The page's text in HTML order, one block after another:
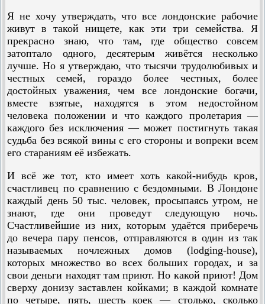
Я не хочу утверждать, что все лондонские рабочие
живут в такой нищете, как эти три семейства. Я
прекрасно знаю, что там, где общество совсем
затоптало одного, десятерым живётся несколько
лучше. Но я утверждаю, что тысячи трудолюбивых и
честных семей, гораздо более честных, более
достойных уважения, чем все лондонские богачи,
вместе взятые, находятся в этом недостойном
человека положении и что каждого пролетария —
каждого без исключения — может постигнуть такая
судьба без всякой вины с его стороны и вопреки всем
его стараниям её избежать.
И всё же тот, кто имеет хоть какой-нибудь кров,
счастли­вец по сравнению с бездомными. В Лондоне
каждый день 50 тыс. человек, просыпаясь утром, не
знают, где они проведут следующую ночь.
Счастливейшие из них, которым удаётся приберечь
до вечера пару пенсов, отправляются в один из так
называемых ночлежных домов (lodging-house),
которых множество во всех больших городах, и за
свои деньги находят там приют. Но какой приют! Дом
сверху донизу заставлен койками; в каждой ком­нате
по четыре, пять, шесть коек — столько, сколько